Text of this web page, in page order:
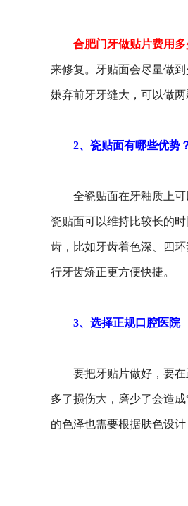
合肥门牙做贴片费用多
来修复。牙贴面会尽量做
嫌弃前牙牙缝大，可以做
2、瓷贴面有哪些优势
全瓷贴面在牙釉质上可
瓷贴面可以维持比较长的
齿，比如牙齿着色深、四
行牙齿矫正更方便快捷。
3、选择正规口腔医院
要把牙贴片做好，要在
多了损伤大，磨少了会造
的色泽也需要根据肤色设计